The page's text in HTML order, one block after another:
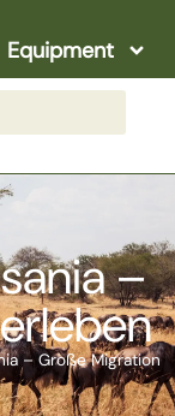
Equipment
–
– Große Migration